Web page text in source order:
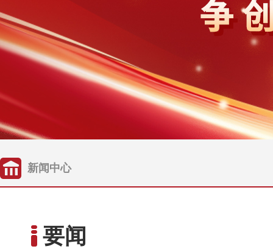
新闻中心
要闻